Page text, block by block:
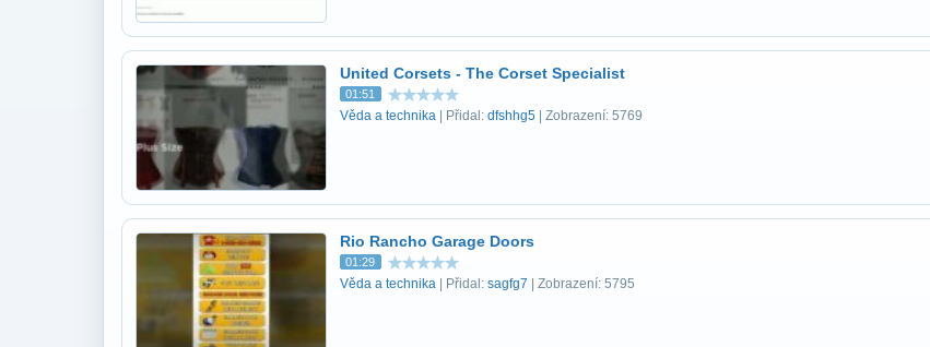
United Corsets - The Corset Specialist
01:51
Věda a technika | Přidal: dfshhg5 | Zobrazení: 5769
Rio Rancho Garage Doors
01:29
Věda a technika | Přidal: sagfg7 | Zobrazení: 5795